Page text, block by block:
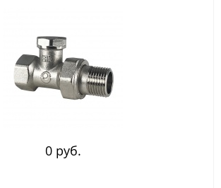
0 руб.